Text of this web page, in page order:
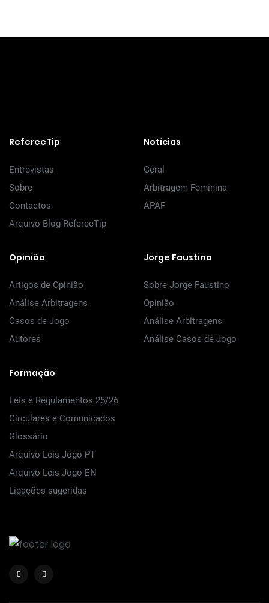
RefereeTip
Entrevistas
Sobre
Contactos
Arquivo Blog RefereeTip
Notícias
Geral
Arbitragem Feminina
APAF
Opinião
Artigos de Opinião
Análise Arbitragens
Casos de Jogo
Autores
Jorge Faustino
Sobre Jorge Faustino
Opinião
Análise Arbitragens
Análise Casos de Jogo
Formação
Leis e Regulamentos 25/26
Circulares e Comunicados
Glossário
Arquivo Leis Jogo PT
Arquivo Leis Jogo EN
Ligações sugeridas